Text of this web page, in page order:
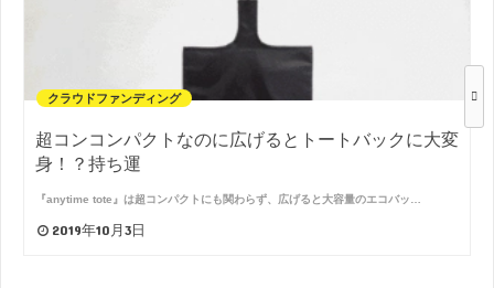
クラウドファンディング
超コンコンパクトなのに広げるとトートバックに大変
身！？持ち運
『anytime tote』は超コンパクトにも関わらず、広げると大容量のエコバッ…
2019年10月3日